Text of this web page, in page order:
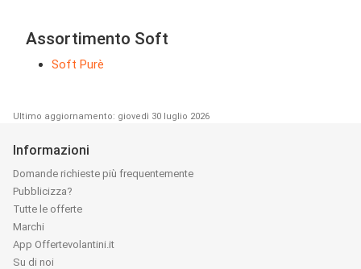
Assortimento Soft
Soft Purè
Ultimo aggiornamento: giovedì 30 luglio 2026
Informazioni
Domande richieste più frequentemente
Pubblicizza?
Tutte le offerte
Marchi
App Offertevolantini.it
Su di noi